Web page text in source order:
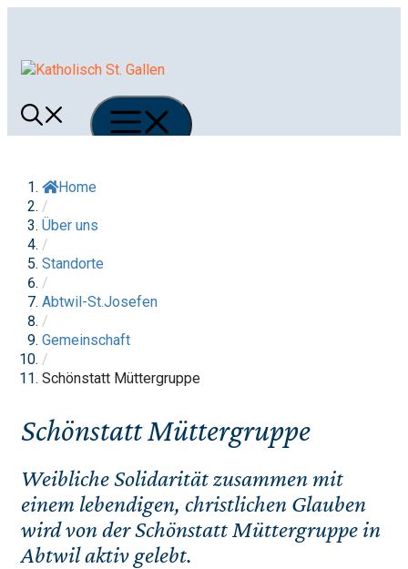
Menü
Home
/
Über uns
/
Standorte
/
Abtwil-St.Josefen
/
Gemeinschaft
/
Schönstatt Müttergruppe
Schönstatt Müttergruppe
Weibliche Solidarität zusammen mit
einem lebendigen, christlichen Glauben
wird von der Schönstatt Müttergruppe in
Abtwil aktiv gelebt.